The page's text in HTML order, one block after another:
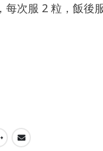
每次服 2 粒，飯後